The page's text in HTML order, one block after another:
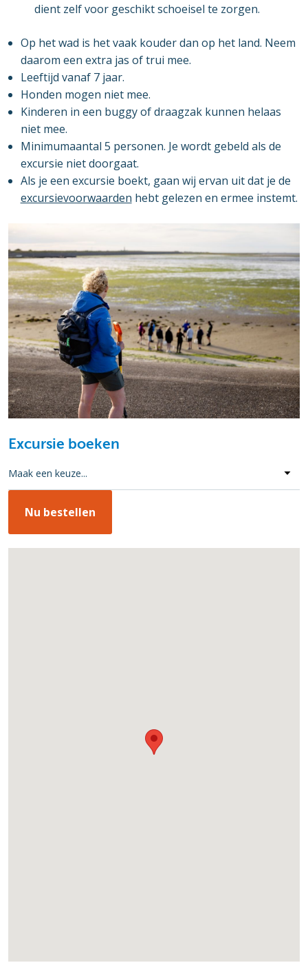
dient zelf voor geschikt schoeisel te zorgen.
Op het wad is het vaak kouder dan op het land. Neem
daarom een extra jas of trui mee.
Leeftijd vanaf 7 jaar.
Honden mogen niet mee.
Kinderen in een buggy of draagzak kunnen helaas
niet mee.
Minimumaantal 5 personen. Je wordt gebeld als de
excursie niet doorgaat.
Als je een excursie boekt, gaan wij ervan uit dat je de
excursievoorwaarden hebt gelezen en ermee instemt.
Excursie boeken